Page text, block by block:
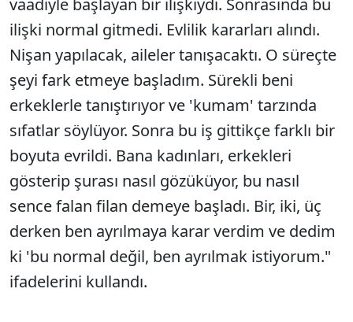
ilişki normal gitmedi. Evlilik kararları alındı.
Nişan yapılacak, aileler tanışacaktı. O süreçte
şeyi fark etmeye başladım. Sürekli beni
erkeklerle tanıştırıyor ve 'kumam' tarzında
sıfatlar söylüyor. Sonra bu iş gittikçe farklı bir
boyuta evrildi. Bana kadınları, erkekleri
gösterip şurası nasıl gözüküyor, bu nasıl
sence falan filan demeye başladı. Bir, iki, üç
derken ben ayrılmaya karar verdim ve dedim
ki 'bu normal değil, ben ayrılmak istiyorum."
ifadelerini kullandı.